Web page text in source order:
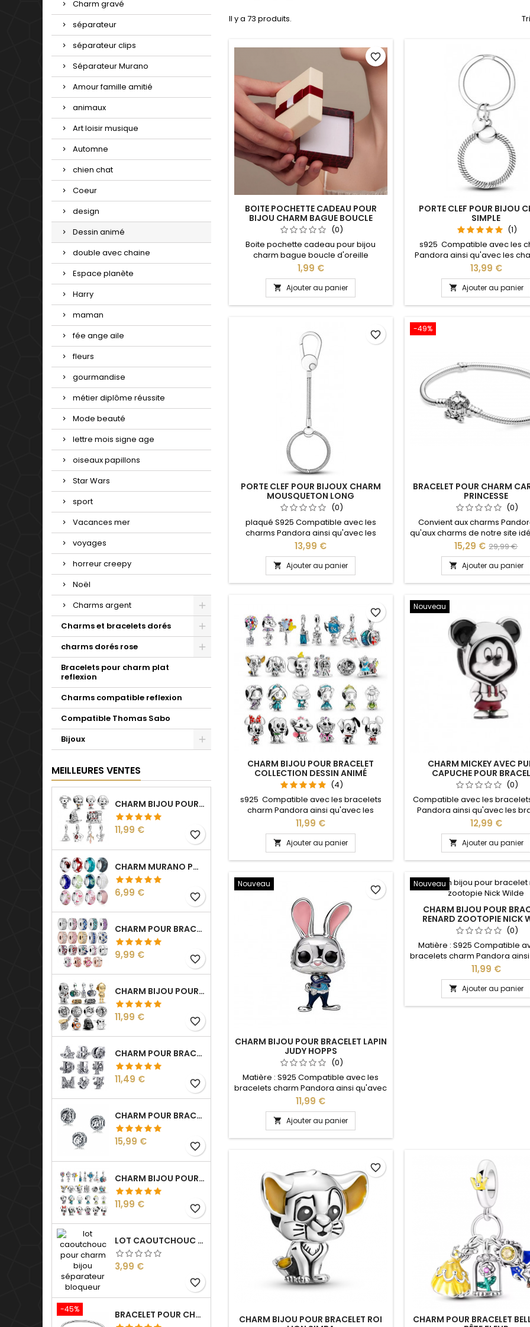
Charm gravé
séparateur
séparateur clips
Séparateur Murano
Amour famille amitié
animaux
Art loisir musique
Automne
chien chat
Coeur
design
Dessin animé
double avec chaine
Espace planète
Harry
maman
fée ange aile
fleurs
gourmandise
métier diplôme réussite
Mode beauté
lettre mois signe age
oiseaux papillons
Star Wars
sport
Vacances mer
voyages
horreur creepy
Noël
Charms argent
Charms et bracelets dorés
charms dorés rose
Bracelets pour charm plat
reflexion
Charms compatible reflexion
Compatible Thomas Sabo
Bijoux
MEILLEURES VENTES
CHARM BIJOU POUR BRACELET COLLECTION HARRY
Prix
11,99 € favorite_border
CHARM MURANO POUR BRACELET SÉPARATEUR FLEUR COEUR TRANSPARENT
Prix
6,99 € favorite_border
CHARM POUR BRACELET COLLECTION CLIP STRASS SÉPARATEUR ESPACEUR
Prix
9,99 € favorite_border
CHARM BIJOU POUR BRACELET COLLECTION STAR WARS
Prix
11,99 € favorite_border
CHARM POUR BRACELET INITIALE LETTRE PRÉNOM ALPHABET FLEUR
Prix
11,49 € favorite_border
CHARM POUR BRACELET BOULE LETTRE ALPHABET PRÉNOM
Prix
15,99 € favorite_border
CHARM BIJOU POUR BRACELET COLLECTION DESSIN ANIMÉ
Prix
11,99 € favorite_border
LOT CAOUTCHOUC POUR CHARM BIJOU SÉPARATEUR BLOQUEUR
Prix
3,99 €
favorite_border
-45% BRACELET POUR CHARM ARGENT HARRY VIF D'OR
Il y a 73 produits.
BOITE POCHETTE CADEAU POUR
BIJOU CHARM BAGUE BOUCLE
D'OREILLE (0)
Boite pochette cadeau pour bijou
charm bague boucle d'oreille
Dimension : 6 x 6 cm La boite permet
d'offrir bijoux, charms, bracelets dans
un magnifique écrin idéal pour : Noël,
Saint Valentin, anniversaire,
anniversaire de mariage, fête des
Prix
1,99 €
 Ajouter au panier
favorite_border
PORTE CLEF POUR BIJOU
SIMPLE
(1)
s925 Compatible avec les
Pandora ainsi qu'avec les
notre site idéal pour : Noël,
Valentin, anniversaire,
mariage L'ouverture pour les
se fait au niveau de la
Prix
13,99 €
 Ajouter au panier
PORTE CLEF POUR BIJOUX CHARM
MOUSQUETON LONG
(0)
plaqué S925 Compatible avec les
charms Pandora ainsi qu'avec les
charms de notre site idéal pour : Noël,
Saint Valentin, anniversaire,
anniversaire de mariage L'ouverture
pour les charms se fait au niveau de la
boule
Prix
13,99 €
 Ajouter au panier
favorite_border
-49%
BRACELET POUR CHARM
PRINCESSE
(0)
Convient aux charms
qu'aux charms de notre site
Noël, Saint Valentin,
anniversaire de mariage
dimensions nous conseillons
plus par rapport à la
votre poignet
Prix
15,29 € Prix
de
base
29,99 €
 Ajouter au panier
CHARM BIJOU POUR BRACELET
COLLECTION DESSIN ANIMÉ
(4)
s925 Compatible avec les bracelets
charm Pandora ainsi qu'avec les
bracelets charm de notre site idéal
pour : Noël, Saint Valentin, anniversaire,
cadeau, fête
Prix
11,99 €
 Ajouter au panier
favorite_border
Nouveau
CHARM MICKEY AVEC
CAPUCHE POUR
(0)
Compatible avec les
Pandora ainsi qu'avec les
charm de notre site idéal pour
Saint Valentin,
anniversaire de mariage
Prix
12,99 €
 Ajouter au panier
Nouveau
CHARM BIJOU POUR BRACELET LAPIN
JUDY HOPPS
(0)
Matière : S925 Compatible avec les
bracelets charm Pandora ainsi qu'avec
les bracelets charm de notre site idéal
pour : Noël, Saint Valentin, anniversaire,
anniversaire de mariage
Prix
11,99 €
 Ajouter au panier
favorite_border
Nouveau
CHARM BIJOU POUR
RENARD ZOOTOPIE NICK
(0)
Matière : S925 Compatible
bracelets charm Pandora
les bracelets charm de notre
pour : Noël, Saint Valentin,
anniversaire de mariage
Prix
11,99 €
 Ajouter au panier
CHARM BIJOU POUR BRACELET ROI
favorite_border
CHARM POUR BRACELET